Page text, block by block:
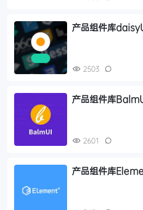
产品组件库
2503
产品组件库
2601
产品组件库